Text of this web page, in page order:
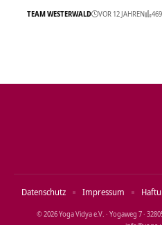
TEAM WESTERWALD VOR 12 JAHREN
© 2026 Yoga Vidya e.V. · Yogaweg 7 ·
Datenschutz Impressum